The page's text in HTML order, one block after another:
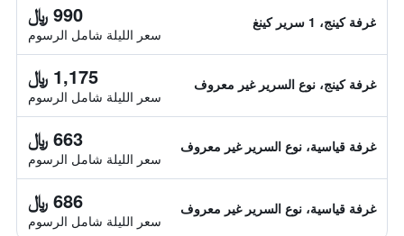
غرفة كينج، 1 سرير كينغ 990 ﷼
سعر الليلة شامل الرسوم
غرفة كينج، نوع السرير غير معروف 1,175 ﷼
سعر الليلة شامل الرسوم
غرفة قياسية، نوع السرير غير معروف 663 ﷼
سعر الليلة شامل الرسوم
غرفة قياسية، نوع السرير غير معروف 686 ﷼
سعر الليلة شامل الرسوم